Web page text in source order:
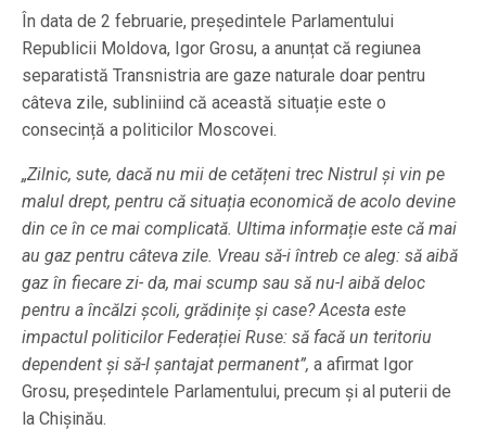
În data de 2 februarie, președintele Parlamentului
Republicii Moldova, Igor Grosu, a anunțat că regiunea
separatistă Transnistria are gaze naturale doar pentru
câteva zile, subliniind că această situație este o
consecință a politicilor Moscovei.
„Zilnic, sute, dacă nu mii de cetățeni trec Nistrul și vin pe
malul drept, pentru că situația economică de acolo devine
din ce în ce mai complicată. Ultima informație este că mai
au gaz pentru câteva zile. Vreau să-i întreb ce aleg: să aibă
gaz în fiecare zi- da, mai scump sau să nu-l aibă deloc
pentru a încălzi școli, grădinițe și case? Acesta este
impactul politicilor Federației Ruse: să facă un teritoriu
dependent și să-l șantajat permanent”, a afirmat Igor
Grosu, președintele Parlamentului, precum și al puterii de
la Chișinău.